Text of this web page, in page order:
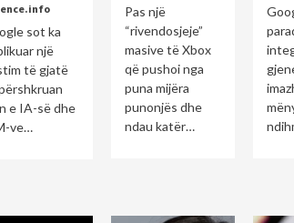
sot ka
një
të gjatë
e IA-së dhe
ve…
Pas një
“rivendosjeje”
masive të Xbox
që pushoi nga
puna mijëra
punonjës dhe
ndau katër…